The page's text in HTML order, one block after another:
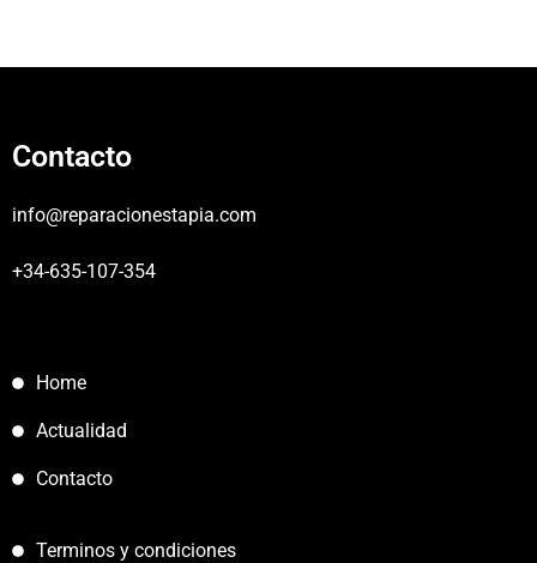
Contacto
info@reparacionestapia.com
+34-635-107-354
Home
Actualidad
Contacto
Terminos y condiciones